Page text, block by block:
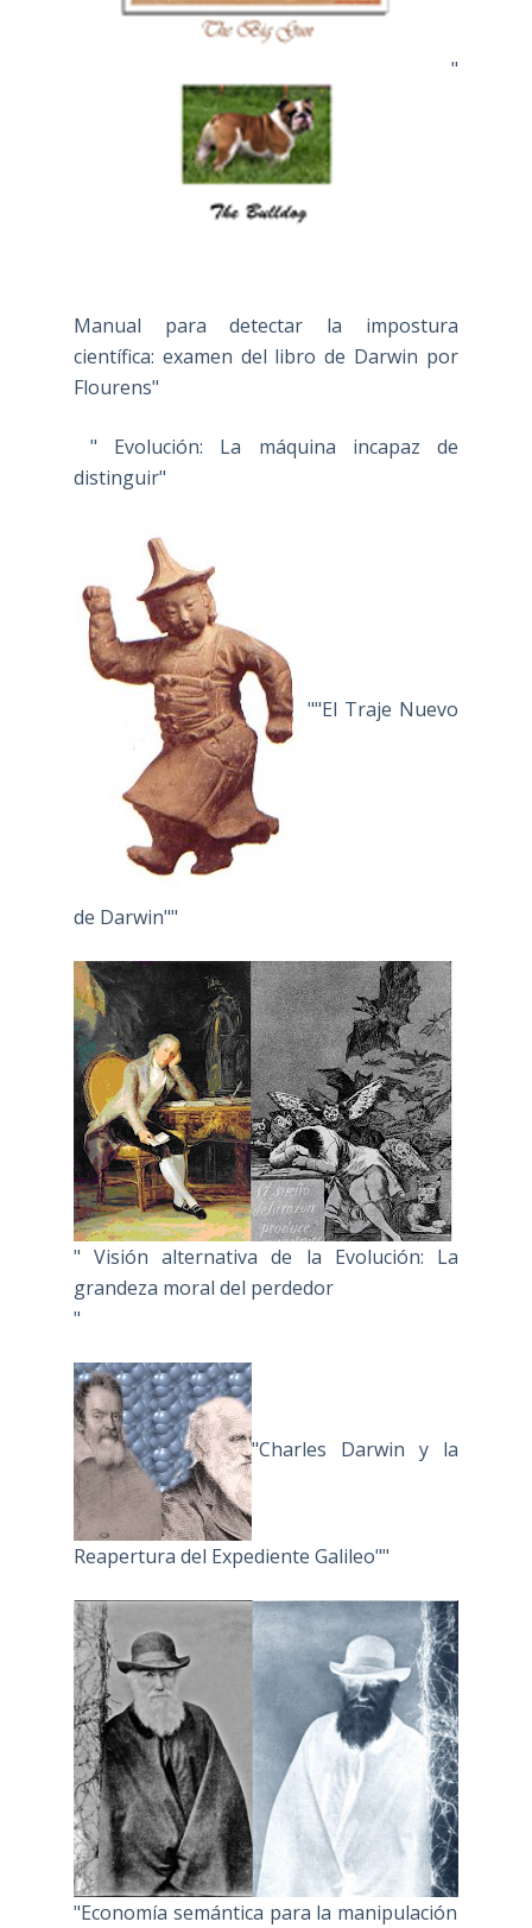
"
Manual para detectar la impostura
científica: examen del libro de Darwin por
Flourens"
" Evolución: La máquina incapaz de
distinguir"
""El Traje Nuevo
de Darwin""
" Visión alternativa de la Evolución: La
grandeza moral del perdedor
"
"Charles Darwin y la
Reapertura del Expediente Galileo""
"Economía semántica para la manipulación